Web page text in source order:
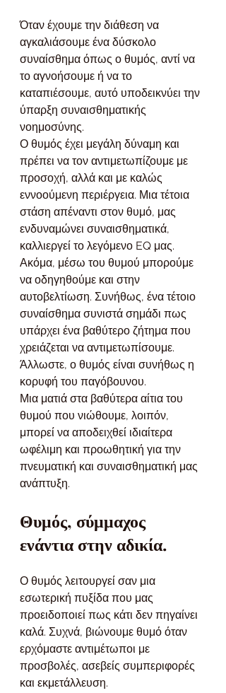
Όταν έχουμε την διάθεση να
αγκαλιάσουμε ένα δύσκολο
συναίσθημα όπως ο θυμός, αντί να
το αγνοήσουμε ή να το
καταπιέσουμε, αυτό υποδεικνύει την
ύπαρξη συναισθηματικής
νοημοσύνης.
Ο θυμός έχει μεγάλη δύναμη και
πρέπει να τον αντιμετωπίζουμε με
προσοχή, αλλά και με καλώς
εννοούμενη περιέργεια. Μια τέτοια
στάση απέναντι στον θυμό, μας
ενδυναμώνει συναισθηματικά,
καλλιεργεί το λεγόμενο EQ μας.
Ακόμα, μέσω του θυμού μπορούμε
να οδηγηθούμε και στην
αυτοβελτίωση. Συνήθως, ένα τέτοιο
συναίσθημα συνιστά σημάδι πως
υπάρχει ένα βαθύτερο ζήτημα που
χρειάζεται να αντιμετωπίσουμε.
Άλλωστε, ο θυμός είναι συνήθως η
κορυφή του παγόβουνου.
Μια ματιά στα βαθύτερα αίτια του
θυμού που νιώθουμε, λοιπόν,
μπορεί να αποδειχθεί ιδιαίτερα
ωφέλιμη και προωθητική για την
πνευματική και συναισθηματική μας
ανάπτυξη.
Θυμός, σύμμαχος
ενάντια στην αδικία.
Ο θυμός λειτουργεί σαν μια
εσωτερική πυξίδα που μας
προειδοποιεί πως κάτι δεν πηγαίνει
καλά. Συχνά, βιώνουμε θυμό όταν
ερχόμαστε αντιμέτωποι με
προσβολές, ασεβείς συμπεριφορές
και εκμετάλλευση.